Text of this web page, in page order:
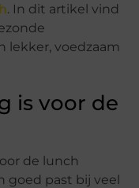
. In dit artikel vind
lekker, voedzaam
is voor de
de lunch
goed past bij veel